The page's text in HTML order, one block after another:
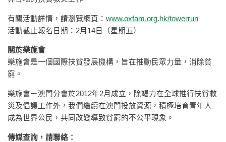
有關活動詳情，請瀏覽網頁： www.oxfam.org.hk/towerrun
活動截止報名日期：2月14日（星期五）
關於樂施會
樂施會是一個國際扶貧發展機構，旨在推動民眾力量，消除貧
窮。
樂施會－澳門分會於2012年2月成立，除竭力在全球推行扶貧救
災及倡議工作外，我們繼續在澳門投放資源，積極培育青年人
成為世界公民，共同改變導致貧窮的不公平現象。
傳媒查詢，請聯絡：